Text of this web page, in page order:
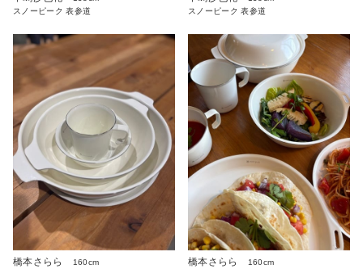
スノーピーク 表参道
スノーピーク 表参道
橋本さらら
160cm
橋本さらら
160cm